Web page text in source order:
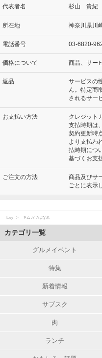
代表者名 杉山 貴紀
所在地 神奈川県川
電話番号 03-6820-
価格について 商品、サー
返品
サービスの
ん。特定商
されるサー
お支払い方法
クレジット
支払時期は
契約更新時
より支払わ
払時期につ
基づくお支
ご注文の方法
商品及びサ
ごとに表示
favy キムカツはなれ
カテゴリ一覧
グルメイベント
特集
新着情報
サブスク
肉
ランチ